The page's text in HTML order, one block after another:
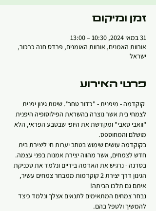
זמן ומיקום
31 במאי 2024, 10:30 – 13:00
אורוות האמנים, אורוות האומנים, פרדס חנה כרכור,
ישראל
פרטי האירוע
קוקדמה - מיפנית - "כדור טחב". שיטת גינון יפנית
לצמחי בית אשר נוצרה בהשראת הפילוסופיה היפנית
"וואבי סאבי" ומקדשת את היופי שבטבע הפראי, הלא
מושלם והמחוספס.
בקוקדמה עושים שימוש בטחב יערות חי ליצירת בית
חדש לצמחים, אשר מהווה יצירת אמנות בפני עצמה.
בסדנה - נרגיש את האדמה בידיים ונלמד את טכניקת
הגינון דרך יצירת 2 קוקדמות ממבחר צמחים עשיר,
איתם גם תלכו הביתה!
נבחר צמחים המתאימים לתנאים אצלך ונלמד כיצד
להמשיך ולטפל בהם.